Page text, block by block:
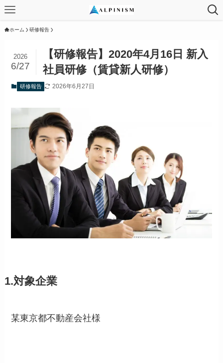
ホーム 研修報告
【研修報告】2020年4月16日 新入
社員研修（賃貸新人研修）
2026
6/27
研修報告 2026年6月27日
1.対象企業
某東京都不動産会社様